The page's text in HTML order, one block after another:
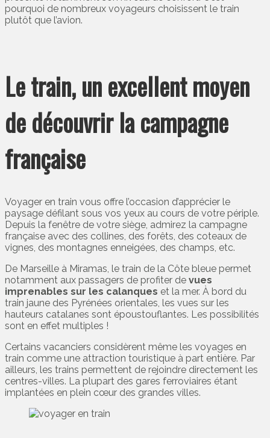
pourquoi de nombreux voyageurs choisissent le train
plutôt que l’avion.
Le train, un excellent moyen
de découvrir la campagne
française
Voyager en train vous offre l’occasion d’apprécier le
paysage défilant sous vos yeux au cours de votre périple.
Depuis la fenêtre de votre siège, admirez la campagne
française avec des collines, des forêts, des coteaux de
vignes, des montagnes enneigées, des champs, etc.
De Marseille à Miramas, le train de la Côte bleue permet
notamment aux passagers de profiter de vues
imprenables sur les calanques et la mer. À bord du
train jaune des Pyrénées orientales, les vues sur les
hauteurs catalanes sont époustouflantes. Les possibilités
sont en effet multiples !
Certains vacanciers considèrent même les voyages en
train comme une attraction touristique à part entière. Par
ailleurs, les trains permettent de rejoindre directement les
centres-villes. La plupart des gares ferroviaires étant
implantées en plein cœur des grandes villes.